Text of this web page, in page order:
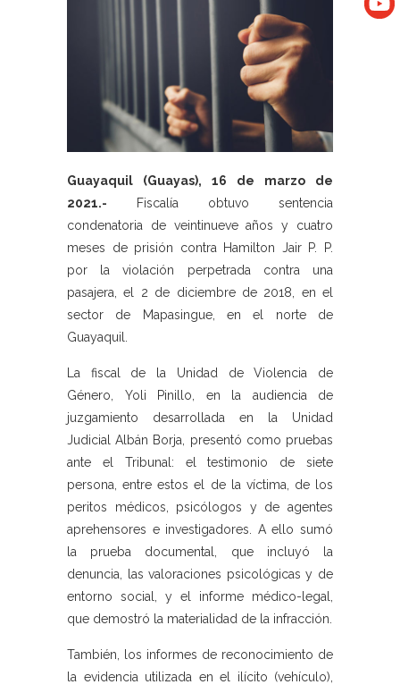
Guayaquil (Guayas), 16 de marzo de
2021.- Fiscalía obtuvo sentencia
condenatoria de veintinueve años y cuatro
meses de prisión contra Hamilton Jair P. P.
por la violación perpetrada contra una
pasajera, el 2 de diciembre de 2018, en el
sector de Mapasingue, en el norte de
Guayaquil.
La fiscal de la Unidad de Violencia de
Género, Yoli Pinillo, en la audiencia de
juzgamiento desarrollada en la Unidad
Judicial Albán Borja, presentó como pruebas
ante el Tribunal: el testimonio de siete
persona, entre estos el de la víctima, de los
peritos médicos, psicólogos y de agentes
aprehensores e investigadores. A ello sumó
la prueba documental, que incluyó la
denuncia, las valoraciones psicológicas y de
entorno social, y el informe médico-legal,
que demostró la materialidad de la infracción.
También, los informes de reconocimiento de
la evidencia utilizada en el ilícito (vehículo),